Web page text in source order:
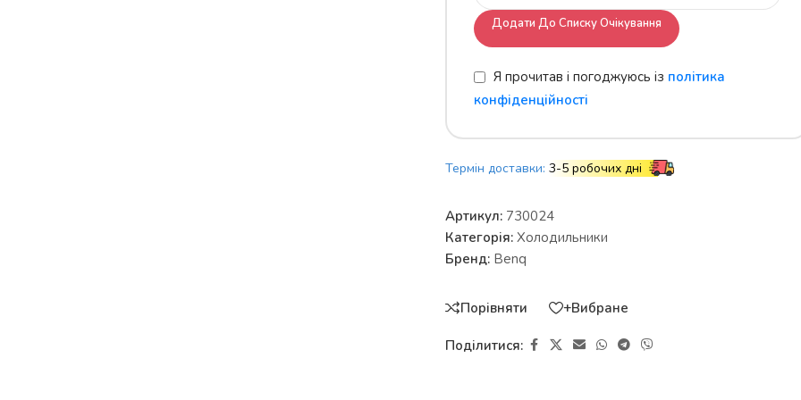
Додати До Списку Очікування
Я прочитав і погоджуюсь із політика
конфіденційності
Термін доставки: 3-5 робочих дні
Артикул: 730024
Категорія: Холодильники
Бренд: Benq
Порівняти +Вибране
Поділитися: